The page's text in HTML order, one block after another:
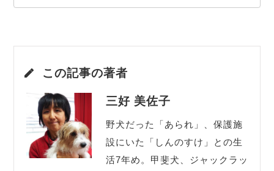
この記事の著者
三好 美佐子
野犬だった「あられ」、保護施
設にいた「しんのすけ」との生
活7年め。甲斐犬、ジャックラッ